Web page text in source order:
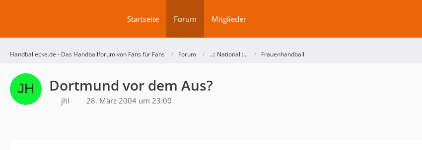
Startseite Forum Mitglieder
Handballecke.de - Das Handballforum von Fans für Fans Forum ..:: National ::.. Frauenhandball
Dortmund vor dem Aus?
jhl 28. März 2004 um 23:00